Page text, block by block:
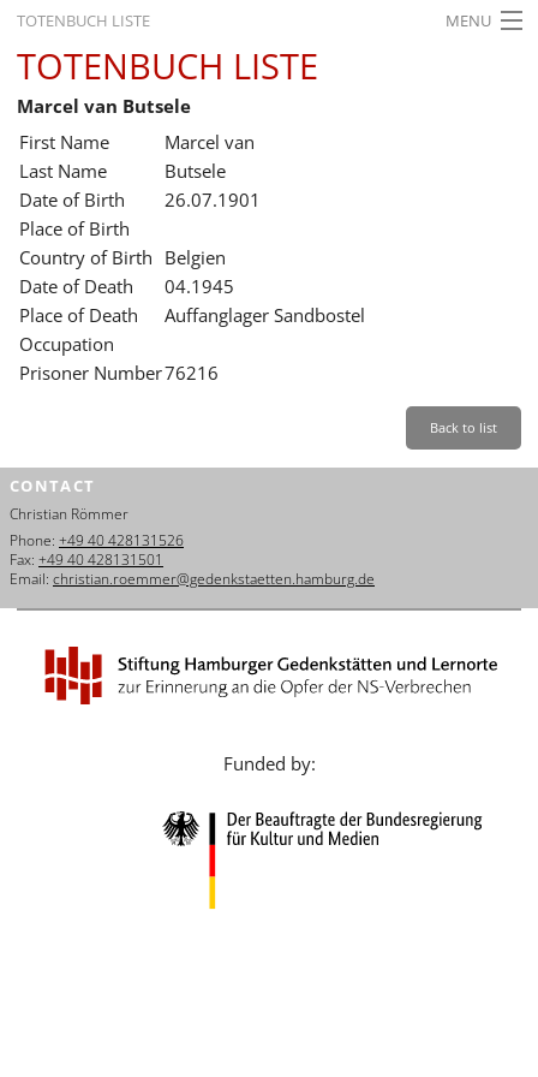
TOTENBUCH LISTE MENU
STARTSEITE
AUSSTELLUNGEN
GESCHICHTE
BILDUNG
FORSCHUNG
SERVICE
Leichte Sprache
Dansk
Español
Italiano
Nederlands
Português
TOTENBUCH LISTE
Marcel van Butsele
First Name
Marcel van
Last Name
Butsele
Date of Birth
26.07.1901
Place of Birth
Country of Birth Belgien
Date of Death
04.1945
Place of Death
Auffanglager Sandbostel
Occupation
Prisoner Number76216
Back to list
CONTACT
Christian Römmer
Phone: +49 40 428131526
Fax: +49 40 428131501
Email: christian.roemmer@gedenkstaetten.hamburg.de
Funded by: